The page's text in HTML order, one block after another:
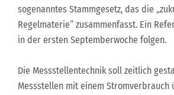
sogenanntes Stammgesetz, das die
Regelmaterie“ zusammenfasst. Ein
in der ersten Septemberwoche folgen.
Die Messstellentechnik soll zeitlich
Messstellen mit einem Stromverbrauch